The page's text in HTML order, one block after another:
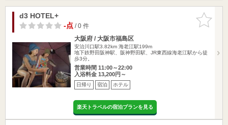
お気に入
りに追加
d3 HOTEL+
-点/ 0 件
大阪府 / 大阪市福島区
安治川口駅3.82km 海老江駅199m
地下鉄野田阪神駅、阪神野田駅、JR東西線海老江駅から徒
歩3分。
営業時間 11:00～22:00
入浴料金 13,200円～
日帰り 宿泊 ホテル
楽天トラベルの宿泊プランを見る